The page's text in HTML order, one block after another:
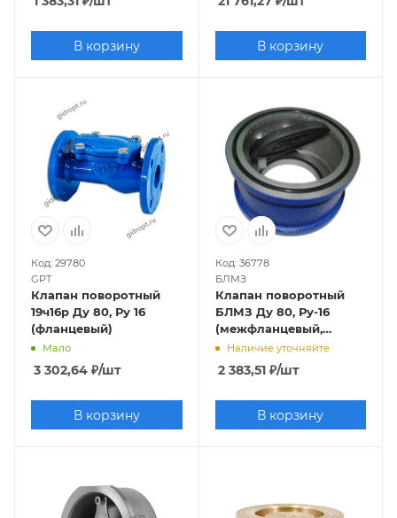
В корзину В корзину
Код: 29780
GPT
Клапан поворотный
19ч16р Ду 80, Ру 16
(фланцевый)
Мало
3 302,64 ₽/шт
В корзину
Код: 36778
БЛМЗ
Клапан поворотный
БЛМЗ Ду 80, Ру-16
(межфланцевый,
чугунный)
Наличие уточняйте
2 383,51₽/шт
В корзину